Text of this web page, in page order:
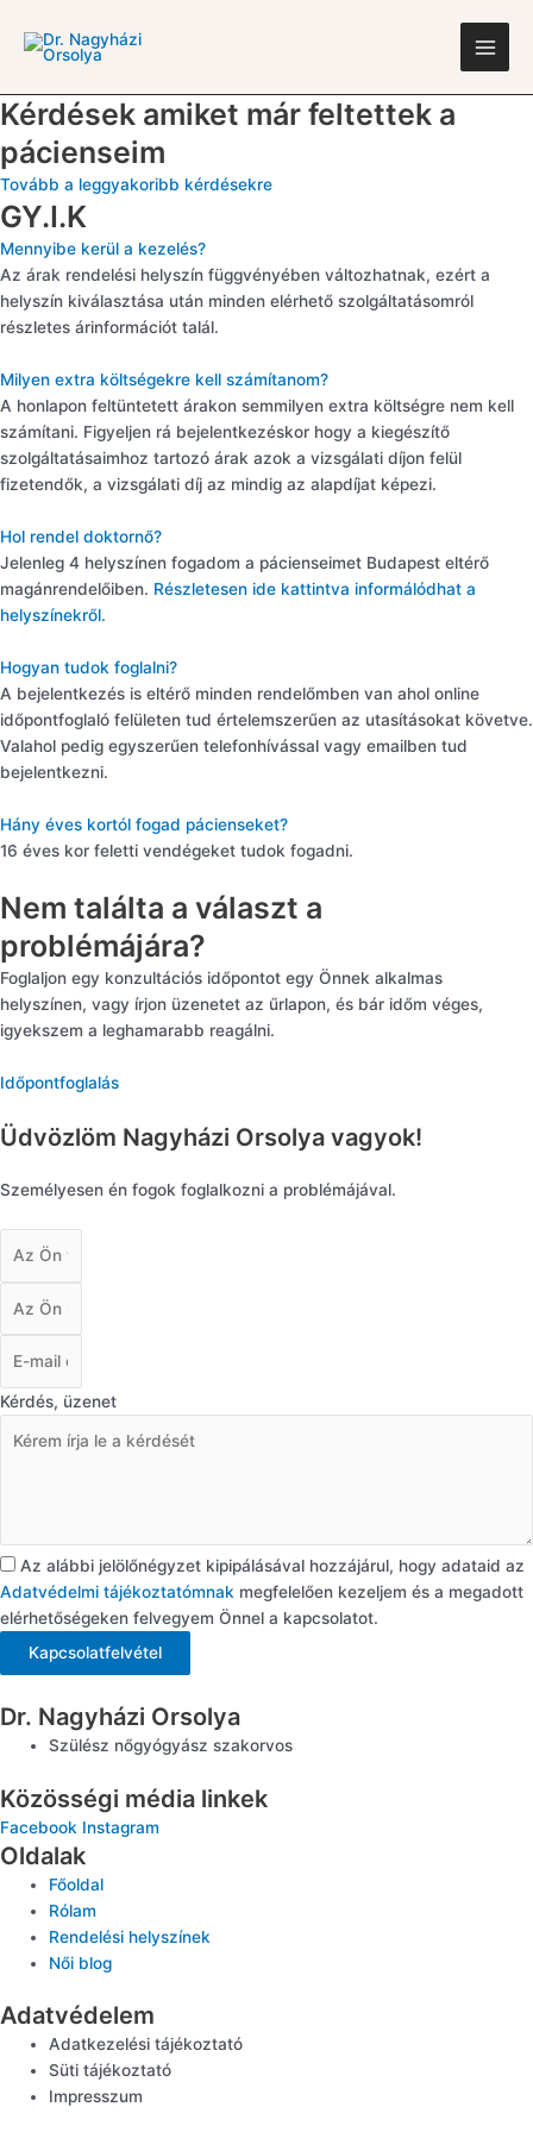
content
Main
Kérdések amiket már feltettek a
pácienseim
Tovább a leggyakoribb kérdésekre
GY.I.K
Mennyibe kerül a kezelés?
Az árak rendelési helyszín függvényében változhatnak, ezért a
helyszín kiválasztása után minden elérhető szolgáltatásomról
részletes árinformációt talál.
Milyen extra költségekre kell számítanom?
A honlapon feltüntetett árakon semmilyen extra költségre nem kell
számítani. Figyeljen rá bejelentkezéskor hogy a kiegészítő
szolgáltatásaimhoz tartozó árak azok a vizsgálati díjon felül
fizetendők, a vizsgálati díj az mindig az alapdíjat képezi.
Hol rendel doktornő?
Jelenleg 4 helyszínen fogadom a pácienseimet Budapest eltérő
magánrendelőiben. Részletesen ide kattintva informálódhat a
helyszínekről.
Hogyan tudok foglalni?
A bejelentkezés is eltérő minden rendelőmben van ahol online
időpontfoglaló felületen tud értelemszerűen az utasításokat követve.
Valahol pedig egyszerűen telefonhívással vagy emailben tud
bejelentkezni.
Hány éves kortól fogad pácienseket?
16 éves kor feletti vendégeket tudok fogadni.
Nem találta a választ a
problémájára?
Foglaljon egy konzultációs időpontot egy Önnek alkalmas
helyszínen, vagy írjon üzenetet az űrlapon, és bár időm véges,
igyekszem a leghamarabb reagálni.
Időpontfoglalás
Üdvözlöm Nagyházi Orsolya vagyok!
Személyesen én fogok foglalkozni a problémájával.
Kérdés, üzenet
Az alábbi jelölőnégyzet kipipálásával hozzájárul, hogy adataid az
Adatvédelmi tájékoztatómnak megfelelően kezeljem és a megadott
elérhetőségeken felvegyem Önnel a kapcsolatot.
Kapcsolatfelvétel
Dr. Nagyházi Orsolya
Szülész nőgyógyász szakorvos
Közösségi média linkek
Facebook Instagram
Oldalak
Főoldal
Rólam
Rendelési helyszínek
Női blog
Adatvédelem
Adatkezelési tájékoztató
Süti tájékoztató
Impresszum